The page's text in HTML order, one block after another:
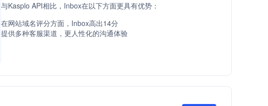
与Kasplo API相比，Inbox在以下方面更具有优势：
在网站域名评分方面，Inbox高出14分
提供多种客服渠道，更人性化的沟通体验